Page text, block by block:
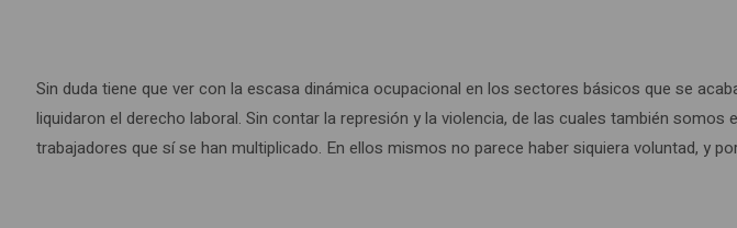
Sin duda tiene que ver con la escasa dinámica ocupacional en los sectores básicos que se
liquidaron el derecho laboral. Sin contar la represión y la violencia, de las cuales también
trabajadores que sí se han multiplicado. En ellos mismos no parece haber siquiera voluntad, y